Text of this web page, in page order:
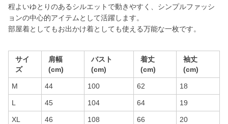
程よいゆとりのあるシルエットで動きやすく、シンプルファッシ
ョンの中心的アイテムとして活躍します。
部屋着としてもお出かけ着としても使える万能な一枚です。
サイ
ズ
肩幅
(cm)
バスト
(cm)
着丈
(cm)
袖丈
(cm)
M 44 100 62 18
L 45 104 64 19
XL 46 108 66 20